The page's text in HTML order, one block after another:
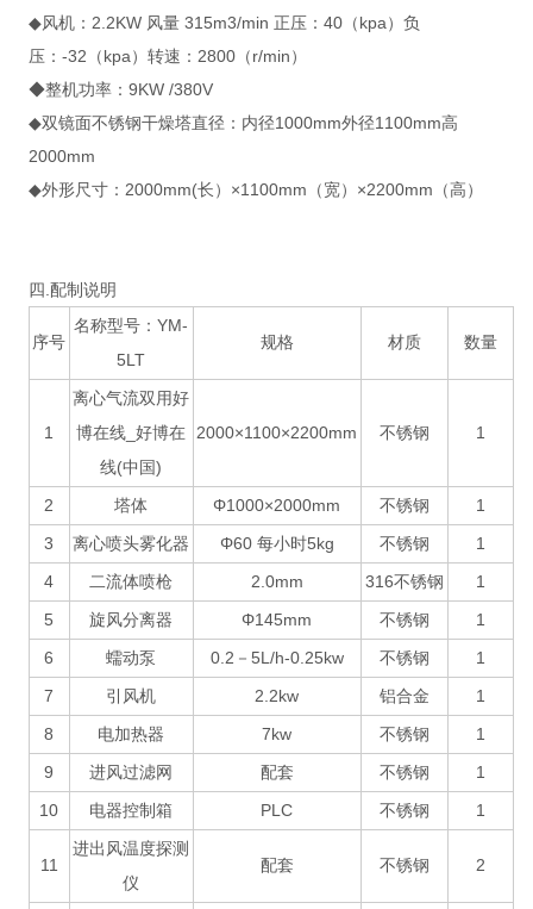
◆风机：2.2KW 风量 315m3/min 正压：40（kpa）负
压：-32（kpa）转速：2800（r/min）
◆整机功率：9KW /380V
◆双镜面不锈钢干燥塔直径：内径1000mm外径1100mm高
2000mm
◆外形尺寸：2000mm(长）×1100mm（宽）×2200mm（高）
四.配制说明
序号
名称型号：YM-
5LT
规格 材质 数量
1
离心气流双用好
博在线_好博在
线(中国)
2000×1100×2200mm 不锈钢 1
2 塔体 Φ1000×2000mm 不锈钢
1
3
离心喷头雾化器 Φ60 每小时5kg 不锈钢
1
4
二流体喷枪 2.0mm 316不锈钢
1
5
旋风分离器 Φ145mm 不锈钢
1
6
蠕动泵 0.2－5L/h-0.25kw 不锈钢
1
7
引风机 2.2kw 铝合金
1
8
电加热器 7kw 不锈钢
1
9
进风过滤网 配套 不锈钢
1
10
电器控制箱 PLC 不锈钢 1
11
进出风温度探测
仪
配套 不锈钢 2